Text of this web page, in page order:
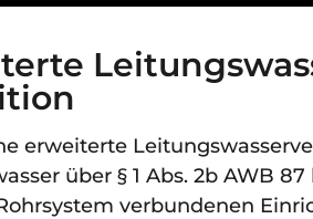
erweiterte
über § 1 Abs. 2b AWB
verbundenen